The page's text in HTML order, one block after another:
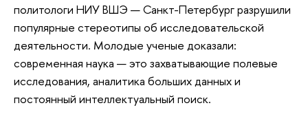
политологи НИУ ВШЭ — Санкт-Петербург разрушили
популярные стереотипы об исследовательской
деятельности. Молодые ученые доказали:
современная наука — это захватывающие полевые
исследования, аналитика больших данных и
постоянный интеллектуальный поиск.